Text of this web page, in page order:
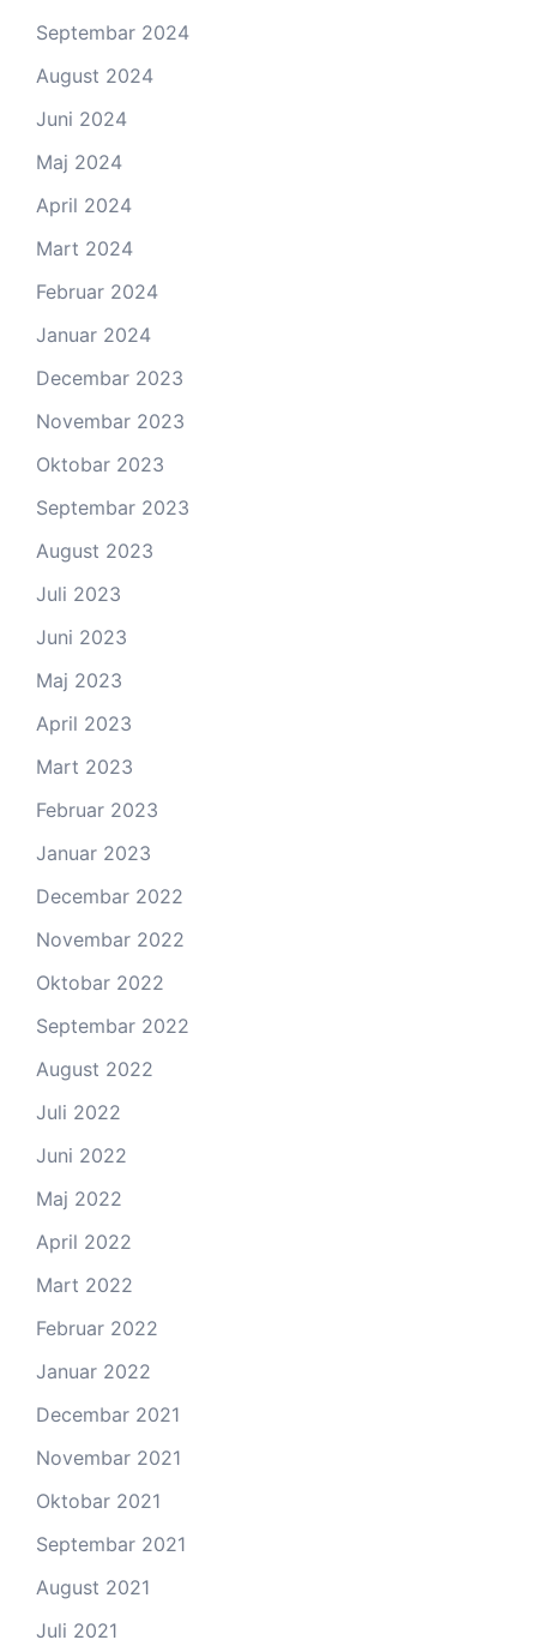
Septembar 2024
August 2024
Juni 2024
Maj 2024
April 2024
Mart 2024
Februar 2024
Januar 2024
Decembar 2023
Novembar 2023
Oktobar 2023
Septembar 2023
August 2023
Juli 2023
Juni 2023
Maj 2023
April 2023
Mart 2023
Februar 2023
Januar 2023
Decembar 2022
Novembar 2022
Oktobar 2022
Septembar 2022
August 2022
Juli 2022
Juni 2022
Maj 2022
April 2022
Mart 2022
Februar 2022
Januar 2022
Decembar 2021
Novembar 2021
Oktobar 2021
Septembar 2021
August 2021
Juli 2021